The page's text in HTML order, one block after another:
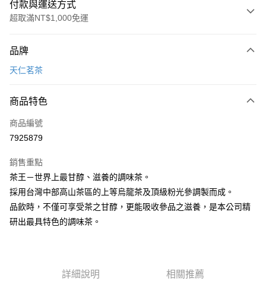
付款與運送方式
超取滿NT$1,000免運
信用卡一次付款
Apple Pay
街口支付
Google Pay
全盈+PAY
大哥付你分期
相關說明
流程，驗證手機門號後，選擇欲分期的期數、繳款截止日，確認付款後即完
【關於「AFTEE先享後付」】
品牌
天仁茗茶
商品特色
商品編號
7925879
銷售重點
茶王－世界上最甘醇、滋養的調味茶。
採用台灣中部高山茶區的上等烏龍茶及頂級粉光參調製而成。
品飲時，不僅可享受茶之甘醇，更能吸收參品之滋養，是本公司精
研出最具特色的調味茶。
詳細說明 相關推薦